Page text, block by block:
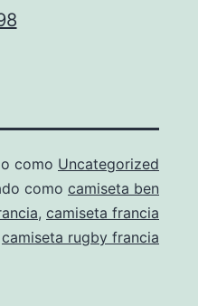
como Uncategorized
como camiseta ben
, camiseta francia
camiseta rugby francia